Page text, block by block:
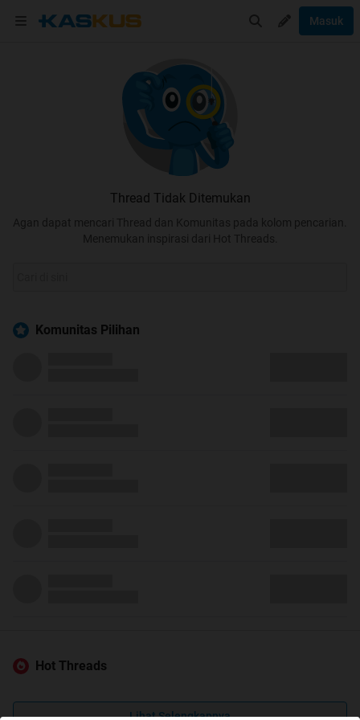
Masuk
Thread Tidak Ditemukan
Agan dapat mencari Thread dan Komunitas pada kolom pencarian.
Menemukan inspirasi dari Hot Threads.
Komunitas Pilihan
Hot Threads
Lihat Selengkapnya